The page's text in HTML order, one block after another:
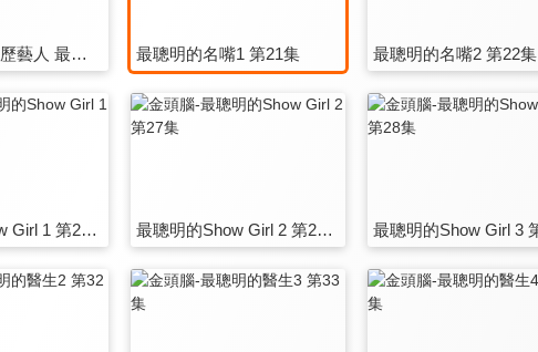
最聰明的高學歷藝人 最終章 第20集 最聰明的名嘴1 第21集 最聰明的名嘴2 第22集
最聰明的Show Girl 1 第26集 最聰明的Show Girl 2 第27集